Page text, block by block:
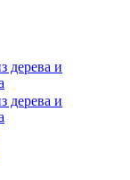
дерева и
дерева и